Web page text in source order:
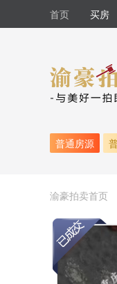
首页 买房
普通房源
渝豪拍卖首页